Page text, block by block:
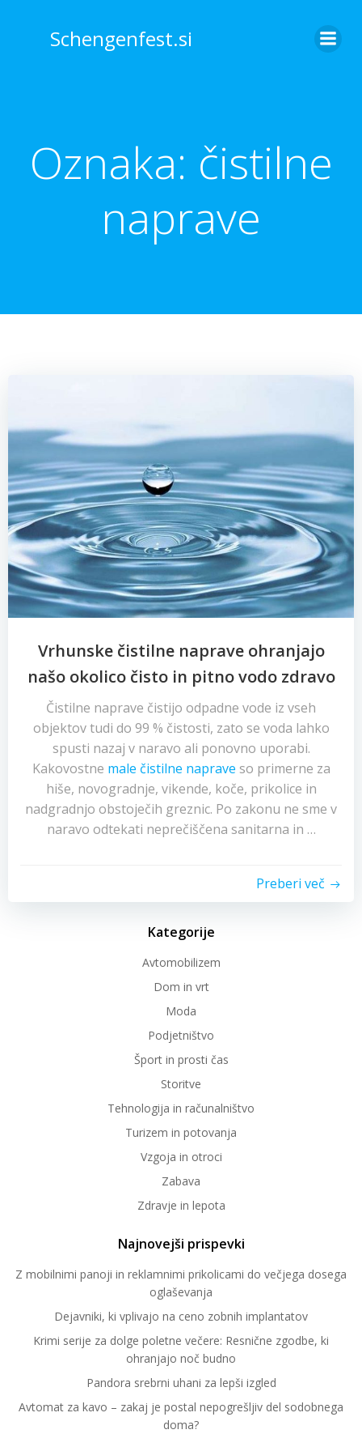
to
content
Schengenfest.si
Oznaka: čistilne
naprave
Vrhunske čistilne naprave ohranjajo
našo okolico čisto in pitno vodo zdravo
Čistilne naprave čistijo odpadne vode iz vseh
objektov tudi do 99 % čistosti, zato se voda lahko
spusti nazaj v naravo ali ponovno uporabi.
Kakovostne male čistilne naprave so primerne za
hiše, novogradnje, vikende, koče, prikolice in
nadgradnjo obstoječih greznic. Po zakonu ne sme v
naravo odtekati neprečiščena sanitarna in …
Preberi več
Kategorije
Avtomobilizem
Dom in vrt
Moda
Podjetništvo
Šport in prosti čas
Storitve
Tehnologija in računalništvo
Turizem in potovanja
Vzgoja in otroci
Zabava
Zdravje in lepota
Najnovejši prispevki
Z mobilnimi panoji in reklamnimi prikolicami do večjega dosega
oglaševanja
Dejavniki, ki vplivajo na ceno zobnih implantatov
Krimi serije za dolge poletne večere: Resnične zgodbe, ki
ohranjajo noč budno
Pandora srebrni uhani za lepši izgled
Avtomat za kavo – zakaj je postal nepogrešljiv del sodobnega
doma?